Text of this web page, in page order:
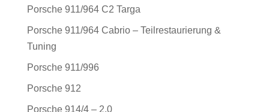
Porsche 911/964 C2 Targa
Porsche 911/964 Cabrio – Teilrestaurierung &
Tuning
Porsche 911/996
Porsche 912
Porsche 914/4 – 2.0